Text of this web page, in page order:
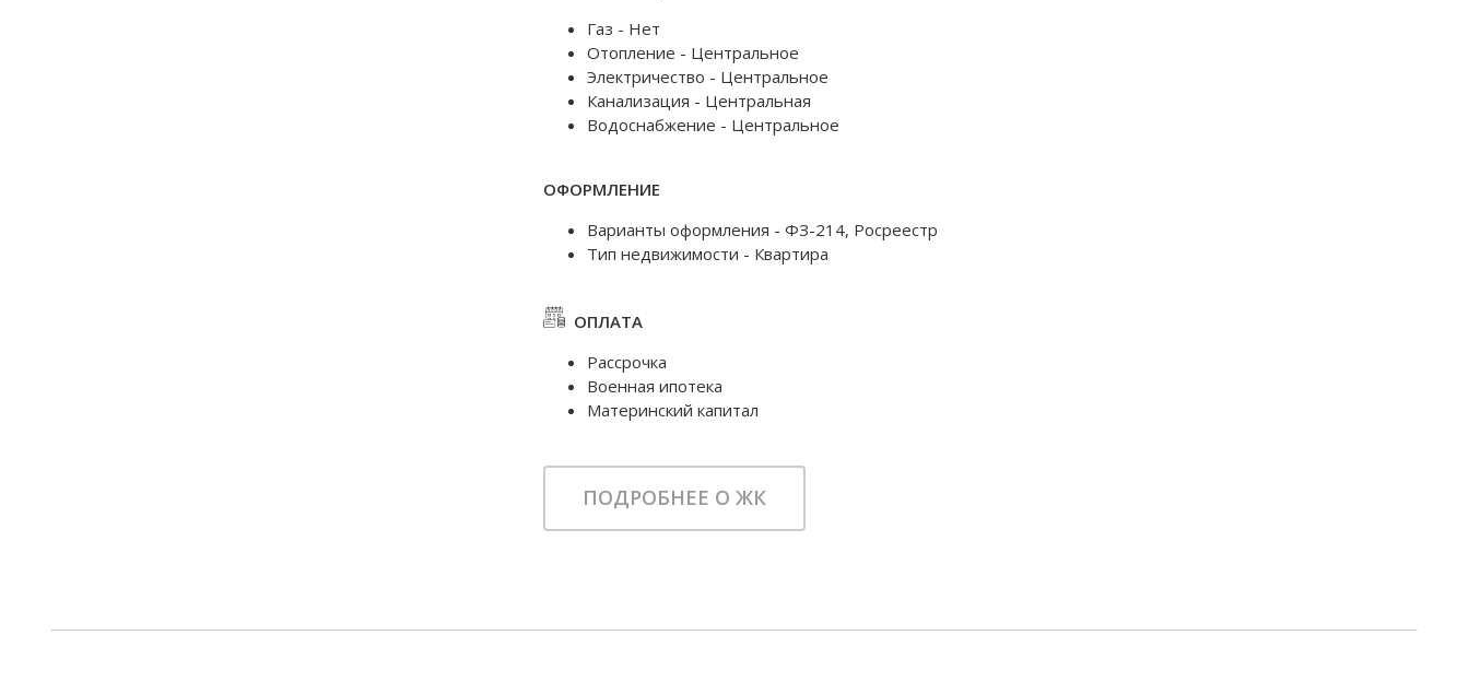
Газ - Нет
Отопление - Центральное
Электричество - Центральное
Канализация - Центральная
Водоснабжение - Центральное
ОФОРМЛЕНИЕ
Варианты оформления - ФЗ-214, Росреестр
Тип недвижимости - Квартира
ОПЛАТА
Рассрочка
Военная ипотека
Материнский капитал
ПОДРОБНЕЕ О ЖК